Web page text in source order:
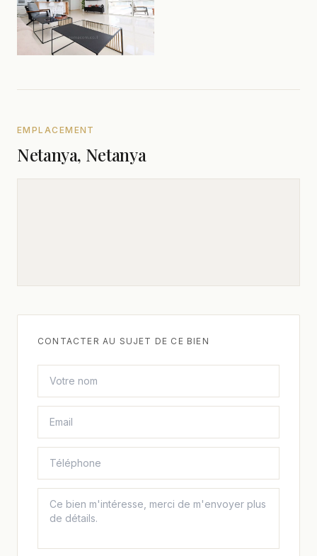
EMPLACEMENT
Netanya, Netanya
CONTACTER AU SUJET DE CE BIEN